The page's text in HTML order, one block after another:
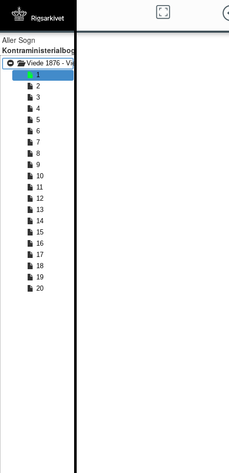
Aller Sogn
Kontraministerialbog
Viede 1876 - Viede 1899
1
2
3
4
5
6
7
8
9
10
11
12
13
14
15
16
17
18
19
20